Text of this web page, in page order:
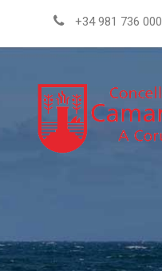
+34 981 736 000